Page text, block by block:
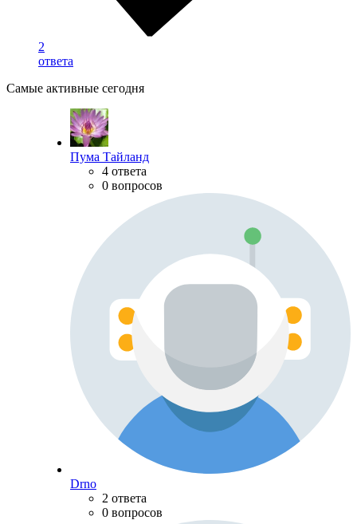
2
ответа
Самые активные сегодня
Пума Тайланд
4 ответа
0 вопросов
Drno
2 ответа
0 вопросов